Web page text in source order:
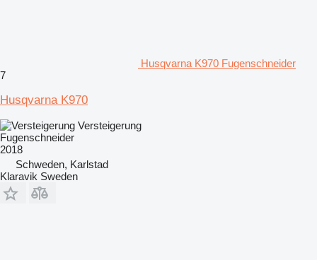
Husqvarna K970 Fugenschneider
7
Husqvarna K970
Versteigerung
Fugenschneider
2018
Schweden, Karlstad
Klaravik Sweden